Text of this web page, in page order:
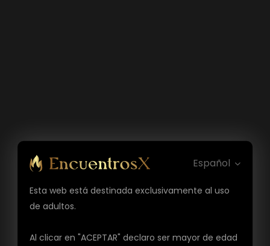
Español
Esta web está destinada exclusivamente al uso
de adultos.
Al clicar en "ACEPTAR" declaro ser mayor de edad